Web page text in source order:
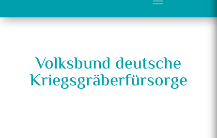
Volksbund deutsche
Kriegsgräberfürsorge